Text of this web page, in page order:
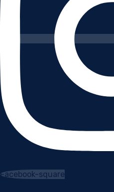
Facebook-square